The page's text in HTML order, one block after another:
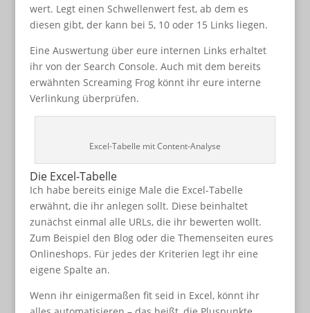
wert. Legt einen Schwellenwert fest, ab dem es
diesen gibt, der kann bei 5, 10 oder 15 Links liegen.
Eine Auswertung über eure internen Links erhaltet
ihr von der Search Console. Auch mit dem bereits
erwähnten Screaming Frog könnt ihr eure interne
Verlinkung überprüfen.
Excel-Tabelle mit Content-Analyse
Die Excel-Tabelle
Ich habe bereits einige Male die Excel-Tabelle
erwähnt, die ihr anlegen sollt. Diese beinhaltet
zunächst einmal alle URLs, die ihr bewerten wollt.
Zum Beispiel den Blog oder die Themenseiten eures
Onlineshops. Für jedes der Kriterien legt ihr eine
eigene Spalte an.
Wenn ihr einigermaßen fit seid in Excel, könnt ihr